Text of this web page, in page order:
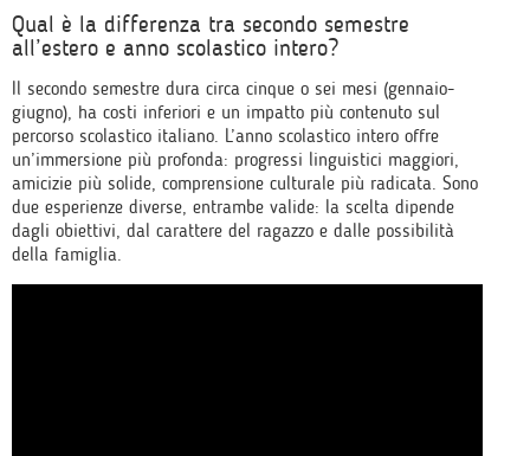
Qual è la differenza tra secondo semestre
all’estero e anno scolastico intero?
Il secondo semestre dura circa cinque o sei mesi (gennaio-
giugno), ha costi inferiori e un impatto più contenuto sul
percorso scolastico italiano. L’anno scolastico intero offre
un’immersione più profonda: progressi linguistici maggiori,
amicizie più solide, comprensione culturale più radicata. Sono
due esperienze diverse, entrambe valide: la scelta dipende
dagli obiettivi, dal carattere del ragazzo e dalle possibilità
della famiglia.